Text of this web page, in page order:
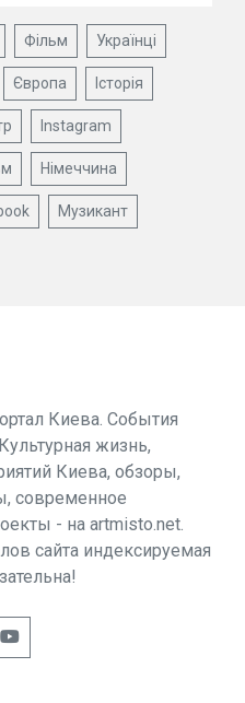
Фільм Українці
Європа Історія
Instagram
Німеччина
Музикант
Киева. События
жизнь,
Киева, обзоры,
современное
- на artmisto.net.
сайта индексируемая